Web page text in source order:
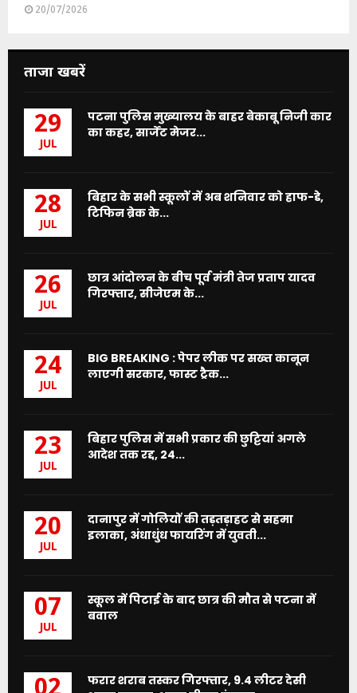
20/07/2026
ताजा खबरें
29
JUL
पटना पुलिस मुख्यालय के बाहर बेकाबू निजी कार
का कहर, सार्जेंट मेजर...
28
JUL
बिहार के सभी स्कूलों में अब शनिवार को हाफ-डे,
टिफिन ब्रेक के...
26
JUL
छात्र आंदोलन के बीच पूर्व मंत्री तेज प्रताप यादव
गिरफ्तार, सीजेएम के...
24
JUL
BIG BREAKING : पेपर लीक पर सख्त कानून
लाएगी सरकार, फास्ट ट्रैक...
23
JUL
बिहार पुलिस में सभी प्रकार की छुट्टियां अगले
आदेश तक रद्द, 24...
20
JUL
दानापुर में गोलियों की तड़तड़ाहट से सहमा
इलाका, अंधाधुंध फायरिंग में युवती...
07
JUL
स्कूल में पिटाई के बाद छात्र की मौत से पटना में
बवाल
फरार शराब तस्कर गिरफ्तार, 9.4 लीटर देसी